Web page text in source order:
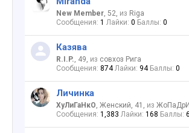
New Member, 52, из Riga
Сообщения: 1 Лайки: 0 Баллы: 0
Казява
R.I.P., 49, из совхоз Рига
Сообщения: 874 Лайки: 94 Баллы: 0
Личинка
ХуЛиГаНкО, Женский, 41, из
Сообщения: 1,383 Лайки: 168 Баллы: